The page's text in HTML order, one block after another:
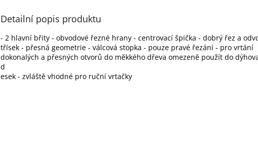
Detailní popis produktu
- 2 hlavní břity - obvodové řezné hrany - centrovací špička - dobrý řez a
třísek - přesná geometrie - válcová stopka - pouze pravé řezání - pro vrtání
dokonalých a přesných otvorů do měkkého dřeva omezeně použít do
d
esek - zvláště vhodné pro ruční vrtačky